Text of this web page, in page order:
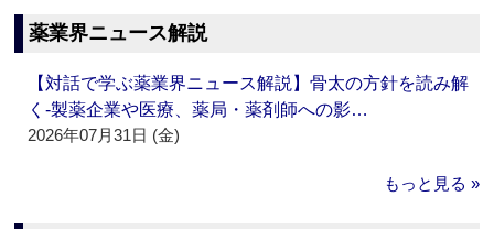
薬業界ニュース解説
【対話で学ぶ薬業界ニュース解説】骨太の方針を読み解
く‐製薬企業や医療、薬局・薬剤師への影…
2026年07月31日 (金)
もっと見る »